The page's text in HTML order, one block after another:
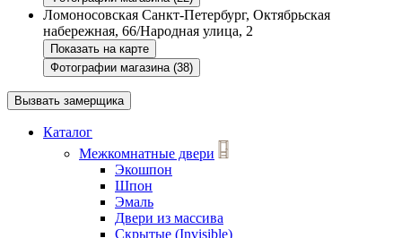
Ломоносовская Санкт-Петербург, Октябрьская
набережная, 66/Народная улица, 2
Показать на карте
Фотографии магазина (38)
Вызвать замерщика
Каталог
Межкомнатные двери
Экошпон
Шпон
Эмаль
Двери из массива
Скрытые (Invisible)